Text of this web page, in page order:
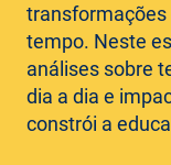
transformações
tempo. Neste
análises sobre
dia a dia e
constrói a